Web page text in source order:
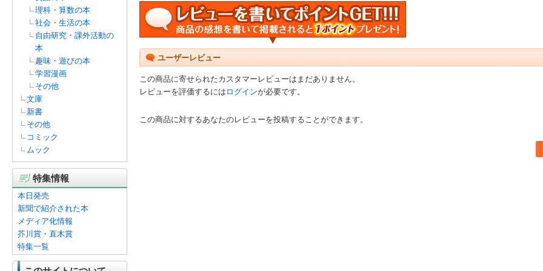
理科・算数の本
社会・生活の本
自由研究・課外活動の
本
趣味・遊びの本
学習漫画
その他
文庫
新書
その他
コミック
ムック
特集情報
本日発売
新聞で紹介された本
メディア化情報
芥川賞・直木賞
特集一覧
ユーザーレビュー
この商品に寄せられたカスタマーレビューはまだありません。
レビューを評価するには ログインが必要です。
この商品に対するあなたのレビューを投稿することができます。